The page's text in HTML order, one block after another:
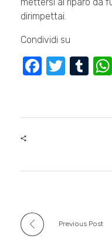
dirimpettai.
Condividi su
F
e
o
T
er
T
bl
Previous Post